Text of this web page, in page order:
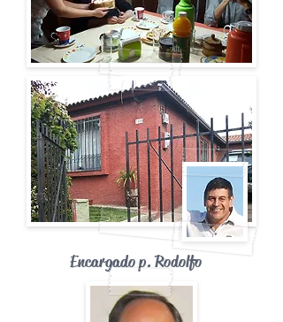
Encargado p. Rodolfo